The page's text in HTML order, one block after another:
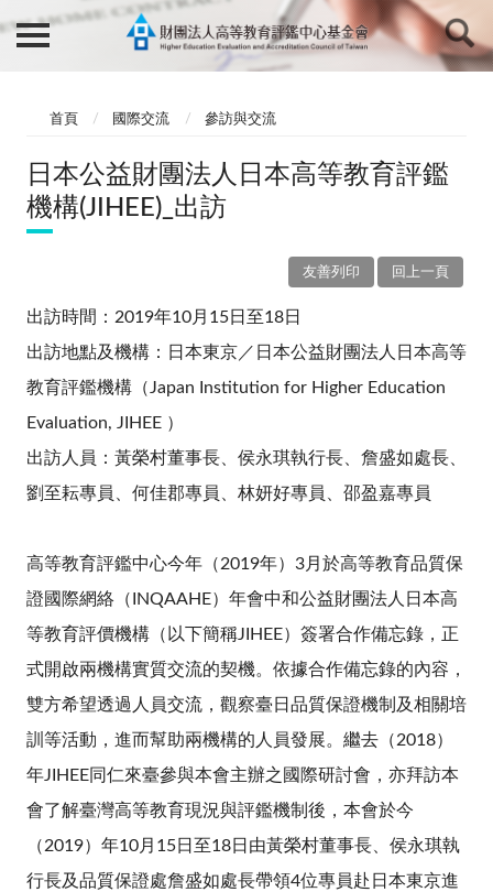
首頁 國際交流 參訪與交流
日本公益財團法人日本高等教育評鑑
機構(JIHEE)_出訪
回上一頁
友善列印
出訪時間：2019年10月15日至18日
出訪地點及機構：日本東京／日本公益財團法人日本高等
教育評鑑機構（Japan Institution for Higher Education
Evaluation, JIHEE ）
出訪人員：黃榮村董事長、侯永琪執行長、詹盛如處長、
劉至耘專員、何佳郡專員、林妍好專員、邵盈嘉專員
高等教育評鑑中心今年（2019年）3月於高等教育品質保
證國際網絡（INQAAHE）年會中和公益財團法人日本高
等教育評價機構（以下簡稱JIHEE）簽署合作備忘錄，正
式開啟兩機構實質交流的契機。依據合作備忘錄的內容，
雙方希望透過人員交流，觀察臺日品質保證機制及相關培
訓等活動，進而幫助兩機構的人員發展。繼去（2018）
年JIHEE同仁來臺參與本會主辦之國際研討會，亦拜訪本
會了解臺灣高等教育現況與評鑑機制後，本會於今
（2019）年10月15日至18日由黃榮村董事長、侯永琪執
行長及品質保證處詹盛如處長帶領4位專員赴日本東京進